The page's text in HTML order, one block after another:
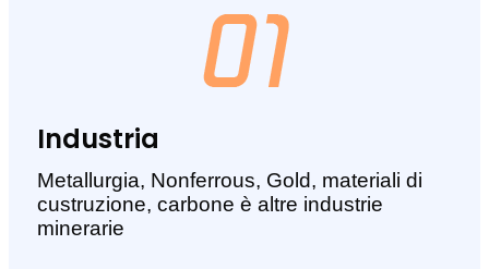
Industria
Metallurgia, Nonferrous, Gold, materiali di
custruzione, carbone è altre industrie
minerarie